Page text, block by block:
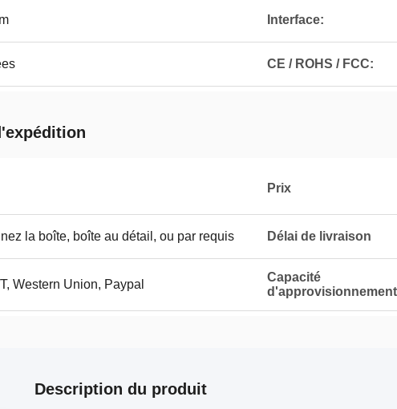
Interface:
CE / ROHS / FCC:
Prix
la boîte, boîte au détail, ou par requis Délai de livraison
Western Union, Paypal
Capacité
d'approvisionnement
Description du produit